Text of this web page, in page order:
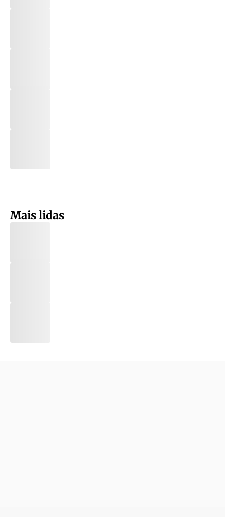
Mais lidas